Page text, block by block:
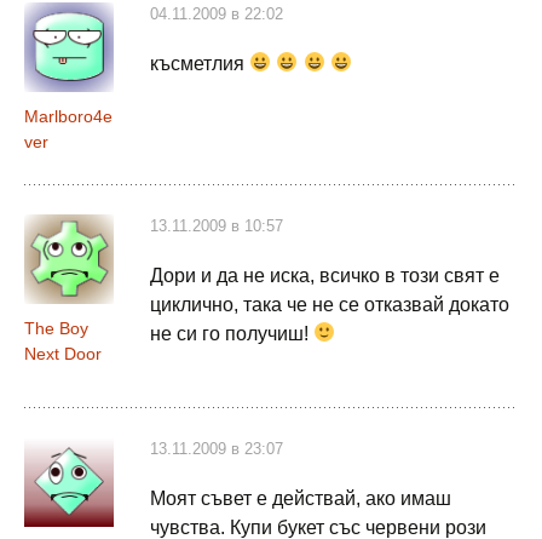
Marlboro4e
ver
04.11.2009 в 22:02
късметлия
The Boy
Next Door
13.11.2009 в 10:57
Дори и да не иска, всичко в този свят е
циклично, така че не се отказвай докато
не си го получиш!
13.11.2009 в 23:07
Моят съвет е действай, ако имаш
чувства. Купи букет със червени рози